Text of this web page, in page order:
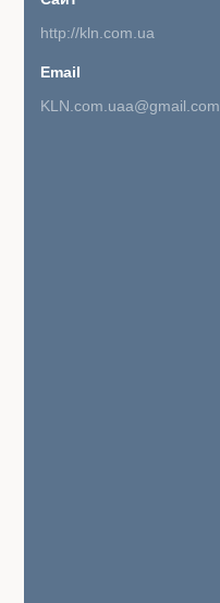
http://kln.com.ua
KLN.com.uaa@gmail.com